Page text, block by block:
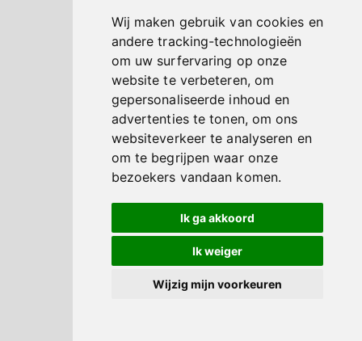
Wij maken gebruik van cookies en
andere tracking-technologieën
om uw surfervaring op onze
website te verbeteren, om
gepersonaliseerde inhoud en
advertenties te tonen, om ons
websiteverkeer te analyseren en
om te begrijpen waar onze
bezoekers vandaan komen.
Ik ga akkoord
Ik weiger
Wijzig mijn voorkeuren